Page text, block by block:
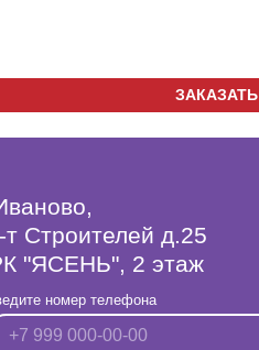
номер телефона
т Строителей д.25
"ЯСЕНЬ", 2 этаж